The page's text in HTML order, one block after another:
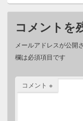
コメントを
メールアドレスが公開
欄は必須項目です
コメント ※